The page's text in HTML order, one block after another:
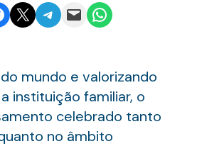
on Facebook
Email this PageShare on Telegram
Email this PageShare on WhatsApp
mundo e valorizando
instituição familiar, o
celebrado tanto
no âmbito